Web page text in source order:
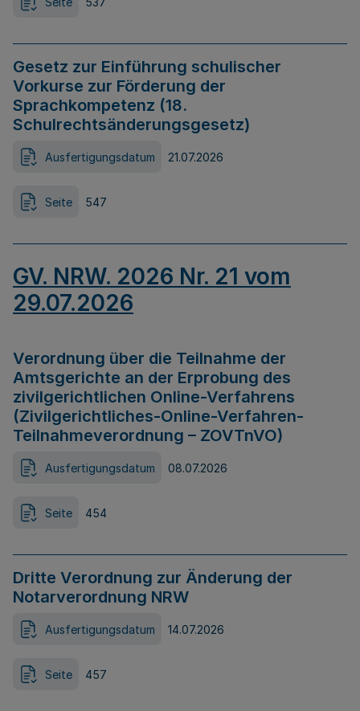
Gesetz zur Einführung schulischer
Vorkurse zur Förderung der
Sprachkompetenz (18.
Schulrechtsänderungsgesetz)
Ausfertigungsdatum 21.07.2026
Seite 547
GV. NRW. 2026 Nr. 21 vom
29.07.2026
Verordnung über die Teilnahme der
Amtsgerichte an der Erprobung des
zivilgerichtlichen Online-Verfahrens
(Zivilgerichtliches-Online-Verfahren-
Teilnahmeverordnung – ZOVTnVO)
Ausfertigungsdatum 08.07.2026
Seite 454
Dritte Verordnung zur Änderung der
Notarverordnung NRW
Ausfertigungsdatum 14.07.2026
Seite 457